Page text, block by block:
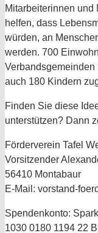
Mitarbeiterinnen und
helfen, dass
würden, an
werden. 700
Verbandsgemeinden
auch 180 Kindern
Finden Sie diese
unterstützen? Dann
Förderverein Tafel
Vorsitzender
56410 Montabaur
E-Mail: vorstand-
Spendenkonto:
1030 0180 1194 22